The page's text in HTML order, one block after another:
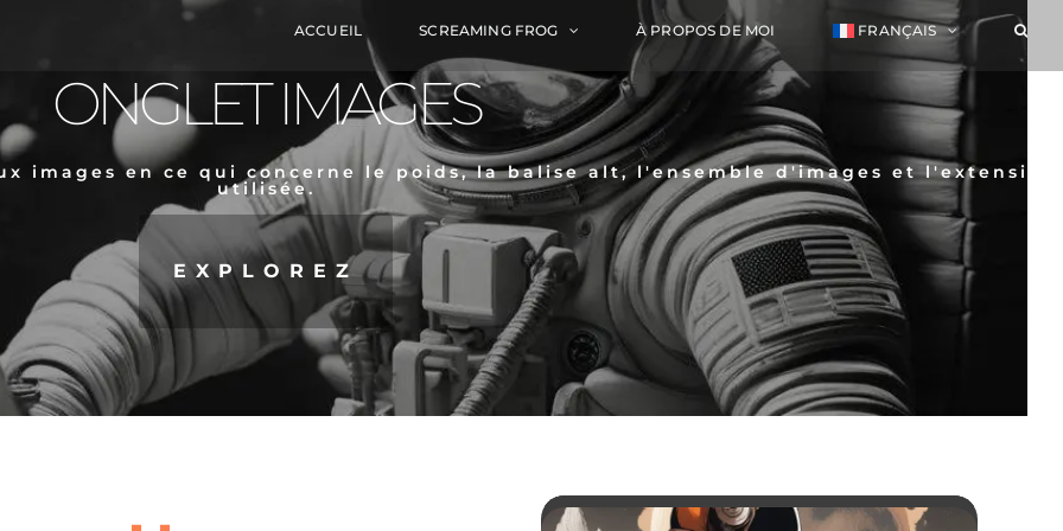
ACCUEIL SCREAMING FROG À PROPOS DE MOI FRANÇAIS
ONGLET IMAGES
images en ce qui concerne le poids, la balise alt, l'ensemble d'images et l'extension
utilisée.
EXPLOREZ